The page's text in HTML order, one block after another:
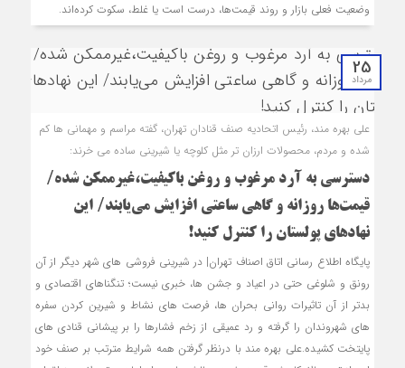
وضعیت فعلی بازار و روند قیمت‌ها، درست است یا غلط، سکوت کرده‌اند.
25
مرداد
علی بهره مند، رئیس اتحادیه صنف قنادان تهران، گفته مراسم و مهمانی ها کم
شده و مردم، محصولات ارزان تر مثل کلوچه‌ یا شیرینی ساده می خرند:
دسترسی به آرد مرغوب و روغن باکیفیت،غیرممکن شده/
قیمت‌ها روزانه و گاهی ساعتی افزایش می‌یابند/ این
نهادهای پولستان را کنترل کنید!
پایگاه اطلاع رسانی اتاق اصناف تهران| در شیرینی فروشی های شهر دیگر از آن
رونق و شلوغی حتی در اعیاد و جشن ها، خبری نیست؛ تنگناهای اقتصادی و
بدتر از آن تاثیرات روانی بحران ها، فرصت های نشاط و شیرین کردن سفره
های شهروندان را گرفته و رد عمیقی از زخم فشارها را بر پیشانی قنادی های
پایتخت کشیده.علی بهره مند با درنظر گرفتن همه شرایط مترتب بر صنف خود